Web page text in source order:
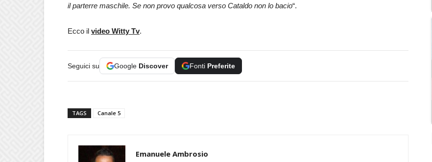
il parterre maschile. Se non provo qualcosa verso Cataldo non lo bacio“.
Ecco il video Witty Tv.
Seguici su Google Discover Fonti Preferite
TAGS Canale 5
Emanuele Ambrosio